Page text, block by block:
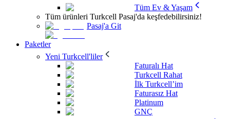
Tüm Ev & Yaşam
Tüm ürünleri Turkcell Pasaj'da keşfedebilirsiniz!
Pasaj'a Git
Paketler
Yeni Turkcell'liler
Faturalı Hat
Turkcell Rahat
İlk Turkcell’im
Faturasız Hat
Platinum
GNÇ